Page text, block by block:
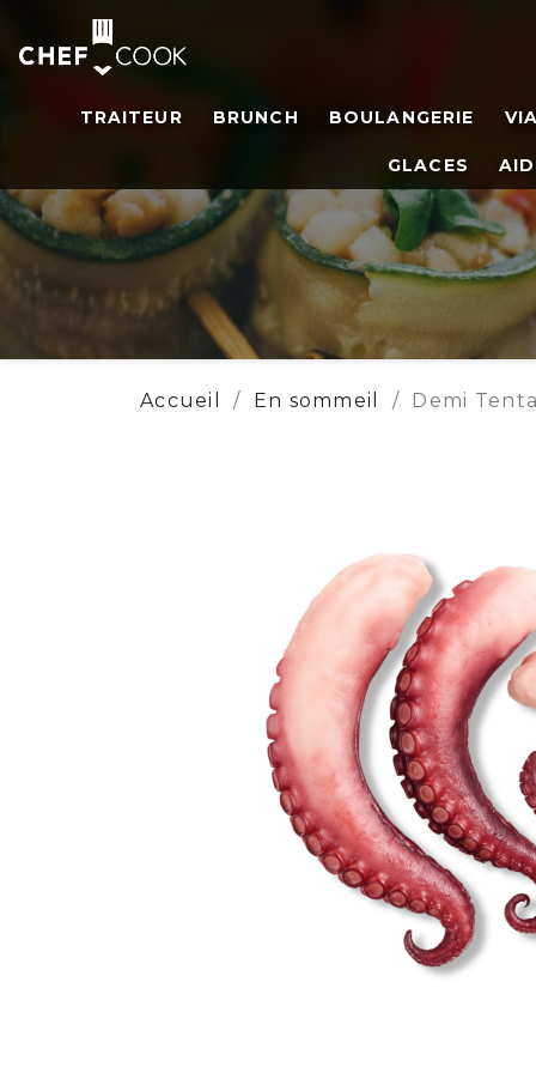
TRAITEUR BRUNCH BOULANGERIE
GLACES
Accueil En sommeil Demi